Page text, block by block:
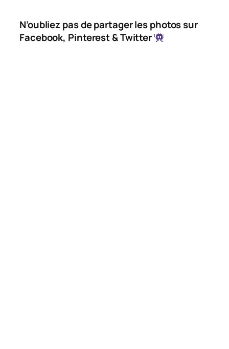
N’oubliez pas de partager les photos sur
Facebook, Pinterest & Twitter